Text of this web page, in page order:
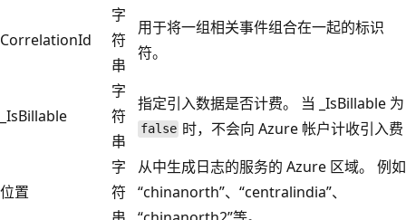
CorrelationId
字
符
串
用于将一组相关事件组合在一起的标识
符。
_IsBillable
字
符
串
指定引入数据是否计费。 当 _IsBillable 为
false 时，不会向 Azure 帐户计收引入费
位置
字
符
从中生成日志的服务的 Azure 区域。 例如
“chinanorth”、“centralindia”、